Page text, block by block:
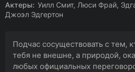
Актеры: Уилл Смит, Люси Фрай,
Джоэл Эдгертон
Подчас сосуществовать с тем,
тебя не внешне, а природой,
любых официальных